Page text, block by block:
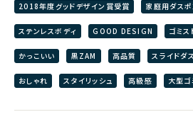
2018年度グッドデザイン賞受賞 家庭用ダスポ
ステンレスボディ GOOD DESIGN ゴミス
かっこいい 黒ZAM 高品質 スライドダ
おしゃれ スタイリッシュ 高級感 大型ゴ